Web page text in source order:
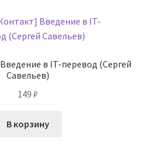
в IT-перевод (Сергей
Савельев)
149 ₽
В корзину